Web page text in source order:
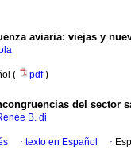
aviaria: viejas y
( pdf)
del sector
B. di
· texto en Español ·